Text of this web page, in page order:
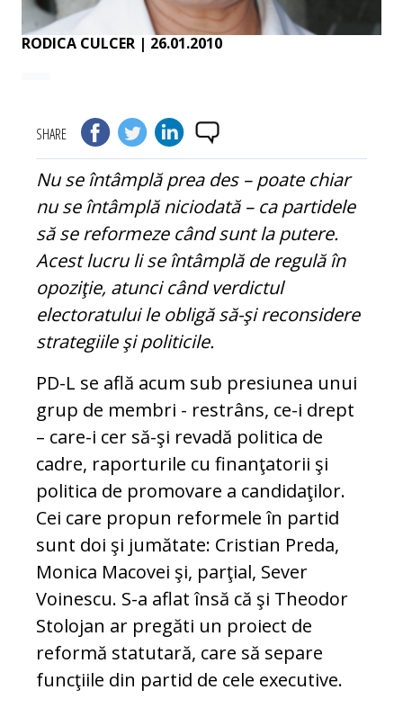
RODICA CULCER | 26.01.2010
SHARE
Nu se întâmplă prea des – poate chiar
nu se întâmplă niciodată – ca partidele
să se reformeze când sunt la putere.
Acest lucru li se întâmplă de regulă în
opoziţie, atunci când verdictul
electoratului le obligă să-şi reconsidere
strategiile şi politicile.
PD-L se află acum sub presiunea unui
grup de membri - restrâns, ce-i drept
– care-i cer să-şi revadă politica de
cadre, raporturile cu finanţatorii şi
politica de promovare a candidaţilor.
Cei care propun reformele în partid
sunt doi şi jumătate: Cristian Preda,
Monica Macovei şi, parţial, Sever
Voinescu. S-a aflat însă că şi Theodor
Stolojan ar pregăti un proiect de
reformă statutară, care să separe
funcţiile din partid de cele executive.